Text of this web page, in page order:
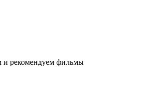
и рекомендуем фильмы